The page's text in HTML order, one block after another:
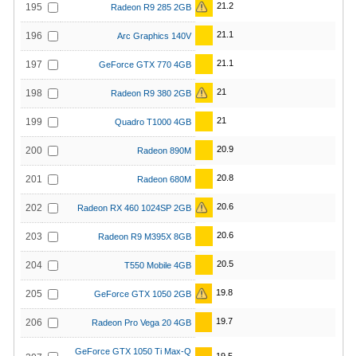
195 Radeon R9 285 2GB 21.2
196 Arc Graphics 140V 21.1
197 GeForce GTX 770 4GB 21.1
198 Radeon R9 380 2GB 21
199 Quadro T1000 4GB 21
200 Radeon 890M 20.9
201 Radeon 680M 20.8
202 Radeon RX 460 1024SP 2GB 20.6
203 Radeon R9 M395X 8GB 20.6
204 T550 Mobile 4GB 20.5
205 GeForce GTX 1050 2GB 19.8
206 Radeon Pro Vega 20 4GB 19.7
GeForce GTX 1050 Ti Max-Q